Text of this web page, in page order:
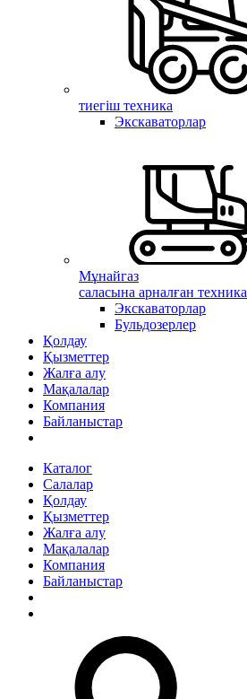
тиегіш техника
Экскаваторлар
Мұнайгаз
саласына арналған техника
Экскаваторлар
Бульдозерлер
Қолдау
Қызметтер
Жалға алу
Мақалалар
Компания
Байланыстар
Каталог
Салалар
Қолдау
Қызметтер
Жалға алу
Мақалалар
Компания
Байланыстар